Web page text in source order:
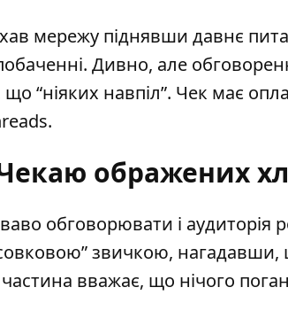
мережу піднявши давнє
Дивно, але
“ніяких навпіл”. Чек має
.
ображених
обговорювати і аудиторія
звичкою,
частина вважає, що нічого